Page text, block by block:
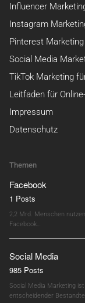
Influencer
Instagram
Pinterest Marketing
Social Media
TikTok Marketing
Leitfaden für
Impressum
Datenschutz
Themen
Facebook
1 Posts
2,2 Mrd. Menschen
Facebook…
Social Media
985 Posts
Social Media Marketing
entscheidender